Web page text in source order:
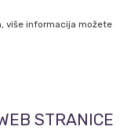
više informacija možete
STRANICE